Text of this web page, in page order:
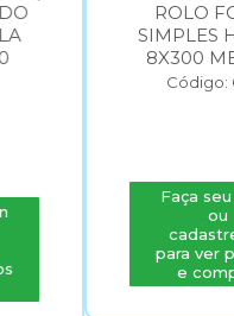
ROLO FOLHA
SIMPLES H300RS
8X300 METROS
Código: 6346
Faça seu login
cadastre-se
para ver preços